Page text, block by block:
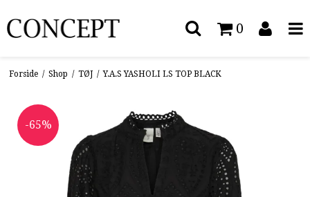
0
Forside / Shop / TØJ / Y.A.S YASHOLI LS TOP BLACK
-65%